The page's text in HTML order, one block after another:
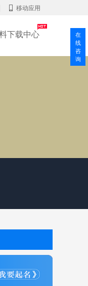
移动应用
下载中心
在
线
咨
询